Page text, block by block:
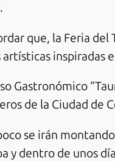
que, la Feria
inspiradas
Gastronómico
de la Ciudad de
se irán
y dentro de unos